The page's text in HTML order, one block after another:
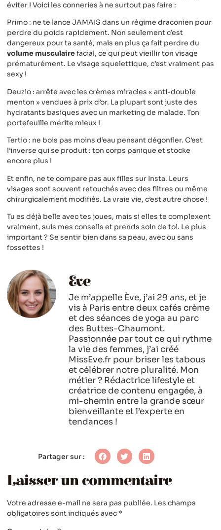
éviter ! Voici les conneries à ne surtout pas faire :
Primo : ne te lance JAMAIS dans un régime draconien pour
perdre du poids rapidement. Non seulement c’est
dangereux pour ta santé, mais en plus ça fait perdre du
volume musculairefacial, ce qui peut vieillir ton visage
prématurément. Le visage squelettique, c’est vraiment pas
sexy !
Deuzio : arrête avec les crèmes miracles « anti-double
menton » vendues à prix d’or. La plupart sont juste des
hydratants basiques avec un marketing de malade. Ton
portefeuille mérite mieux !
Tertio : ne bois pas moins d’eau pensant dégonfler. C’est
l’inverse qui se produit : ton corps panique et stocke
encore plus !
Et enfin, ne te compare pas aux filles sur Insta. Leurs
visages sont souvent retouchés avec des filtres ou même
chirurgicalement modifiés. La vraie vie, c’est autre chose !
Tu es déjà belle avec tes joues, mais si elles te complexent
vraiment, suis mes conseils et prends soin de toi. Le plus
important ? Se sentir bien dans sa peau, avec ou sans
fossettes !
Eve
Je m’appelle Ève, j’ai 29 ans, et je
vis à Paris entre deux cafés crème
et des séances de yoga au parc
des Buttes-Chaumont.
Passionnée par tout ce qui rythme
la vie des femmes, j’ai créé
MissEve.fr pour briser les tabous
et célébrer notre pluralité. Mon
métier ? Rédactrice lifestyle et
créatrice de contenu engagée, à
mi-chemin entre la grande sœur
bienveillante et l’experte en
tendances !
Partager sur :
Laisser un commentaire
Votre adresse e-mail ne sera pas publiée. Les champs
obligatoires sont indiqués avec *